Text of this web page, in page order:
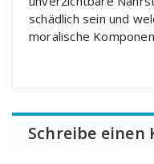
schädlich sein und
moralische
Schreibe einen